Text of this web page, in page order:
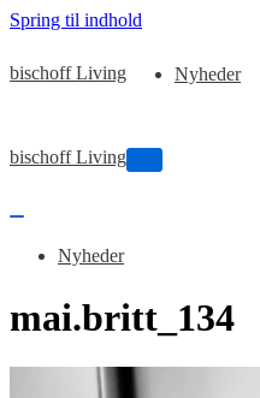
Spring til indhold
bischoff Living Nyheder
bischoff Living
Tænd/sluk
navigationNyheder
mai.britt_134